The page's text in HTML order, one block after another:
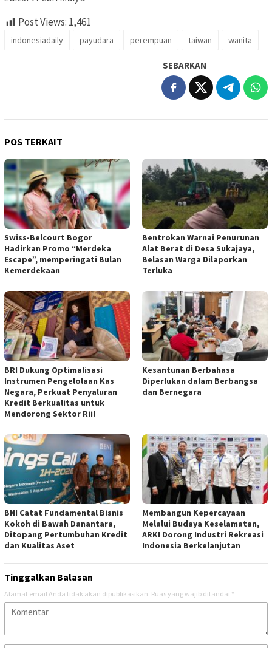
Post Views: 1,461
indonesiadaily payudara perempuan taiwan wanita
SEBARKAN
POS TERKAIT
Swiss-Belcourt Bogor
Hadirkan Promo “Merdeka
Escape”, memperingati Bulan
Kemerdekaan
Bentrokan Warnai Penurunan
Alat Berat di Desa Sukajaya,
Belasan Warga Dilaporkan
Terluka
BRI Dukung Optimalisasi
Instrumen Pengelolaan Kas
Negara, Perkuat Penyaluran
Kredit Berkualitas untuk
Mendorong Sektor Riil
Kesantunan Berbahasa
Diperlukan dalam Berbangsa
dan Bernegara
BNI Catat Fundamental Bisnis
Kokoh di Bawah Danantara,
Ditopang Pertumbuhan Kredit
dan Kualitas Aset
Membangun Kepercayaan
Melalui Budaya Keselamatan,
ARKI Dorong Industri Rekreasi
Indonesia Berkelanjutan
Tinggalkan Balasan
Alamat email Anda tidak akan dipublikasikan. Ruas yang wajib ditandai *